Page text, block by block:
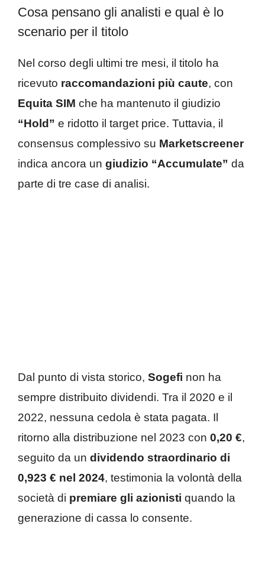
Cosa pensano gli analisti e qual è lo
scenario per il titolo
Nel corso degli ultimi tre mesi, il titolo ha
ricevuto raccomandazioni più caute, con
Equita SIM che ha mantenuto il giudizio
“Hold” e ridotto il target price. Tuttavia, il
consensus complessivo su Marketscreener
indica ancora un giudizio “Accumulate” da
parte di tre case di analisi.
Dal punto di vista storico, Sogefi non ha
sempre distribuito dividendi. Tra il 2020 e il
2022, nessuna cedola è stata pagata. Il
ritorno alla distribuzione nel 2023 con 0,20 €,
seguito da un dividendo straordinario di
0,923 € nel 2024, testimonia la volontà della
società di premiare gli azionisti quando la
generazione di cassa lo consente.